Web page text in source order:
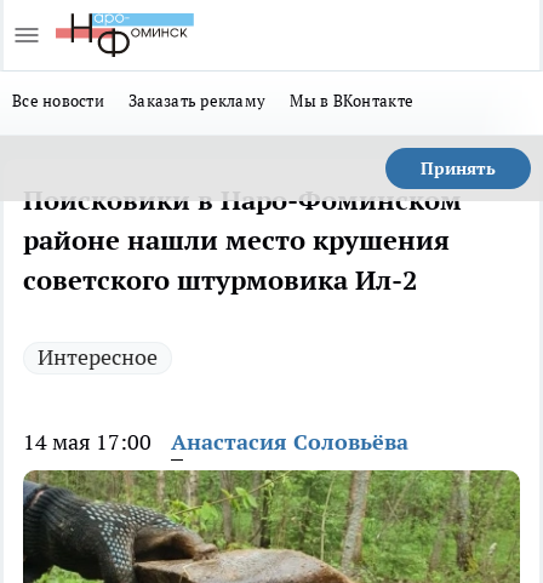
Все новости Заказать рекламу Мы в ВКонтакте
Принять
Поисковики в Наро-Фоминском
районе нашли место крушения
советского штурмовика Ил-2
Интересное
14 мая 17:00 Анастасия Соловьёва